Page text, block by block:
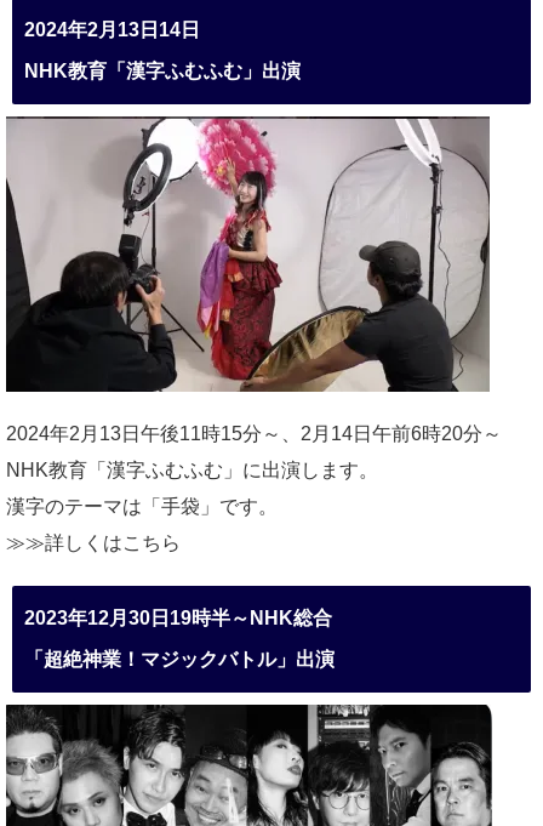
2024年2月13日14日
NHK教育「漢字ふむふむ」出演
2024年2月13日午後11時15分～、2月14日午前6時20分～
NHK教育「漢字ふむふむ」に出演します。
漢字のテーマは「手袋」です。
≫≫詳しくはこちら
2023年12月30日19時半～NHK総合
「超絶神業！マジックバトル」出演